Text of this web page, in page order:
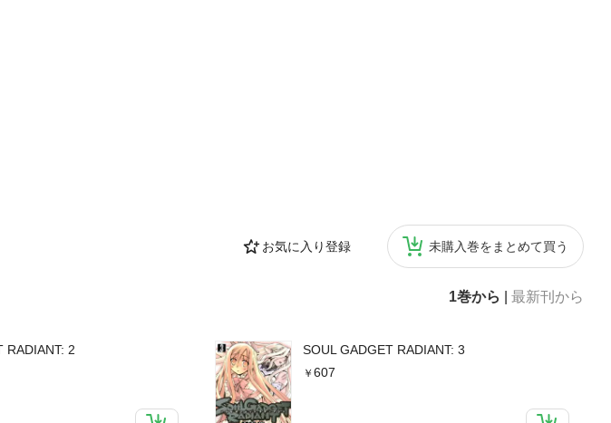
お気に入り登録 未購入巻をまとめて買う
1巻から 最新刊から
RADIANT: 2
SOUL GADGET RADIANT: 3
607